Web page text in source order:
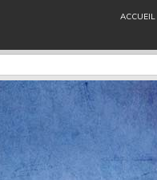
ACCUEIL